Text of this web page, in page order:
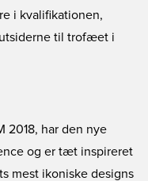
i kvalifikationen,
til trofæet i
2018, har den nye
og er tæt inspireret
mest ikoniske designs